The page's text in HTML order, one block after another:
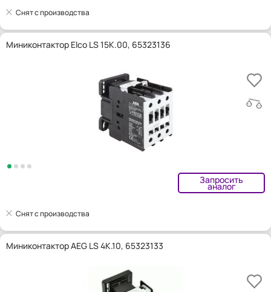
Снят с производства
Миниконтактор Elco LS 15K.00, 65323136
Запросить
аналог
Снят с производства
Миниконтактор AEG LS 4K.10, 65323133